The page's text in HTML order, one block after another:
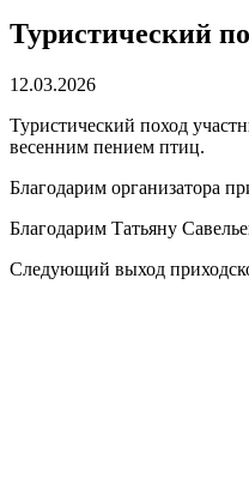
Туристический
12.03.2026
Туристический поход
весенним пением птиц.
Благодарим организатора
Благодарим Татьяну
Следующий выход